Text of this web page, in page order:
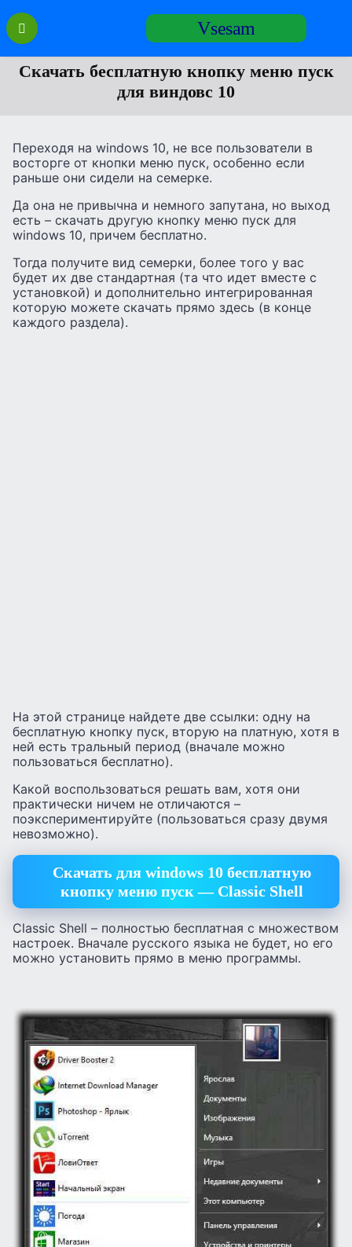
Перейти
содержанию
Vsesam
Скачать бесплатную кнопку меню пуск
для виндовс 10
Переходя на windows 10, не все пользователи в
восторге от кнопки меню пуск, особенно если
раньше они сидели на семерке.
Да она не привычна и немного запутана, но выход
есть – скачать другую кнопку меню пуск для
windows 10, причем бесплатно.
Тогда получите вид семерки, более того у вас
будет их две стандартная (та что идет вместе с
установкой) и дополнительно интегрированная
которую можете скачать прямо здесь (в конце
каждого раздела).
На этой странице найдете две ссылки: одну на
бесплатную кнопку пуск, вторую на платную, хотя в
ней есть тральный период (вначале можно
пользоваться бесплатно).
Какой воспользоваться решать вам, хотя они
практически ничем не отличаются –
поэкспериментируйте (пользоваться сразу двумя
невозможно).
Скачать для windows 10 бесплатную
кнопку меню пуск — Classic Shell
Classic Shell – полностью бесплатная с множеством
настроек. Вначале русского языка не будет, но его
можно установить прямо в меню программы.